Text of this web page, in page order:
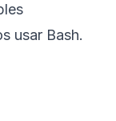
usar Bash.